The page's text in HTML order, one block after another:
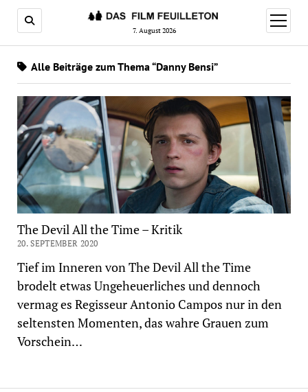
7. August 2026
Menü
öffnen
Alle Beiträge zum Thema “Danny Bensi”
The Devil All the Time – Kritik
20. SEPTEMBER 2020
Tief im Inneren von The Devil All the Time
brodelt etwas Ungeheuerliches und dennoch
vermag es Regisseur Antonio Campos nur in den
seltensten Momenten, das wahre Grauen zum
Vorschein…